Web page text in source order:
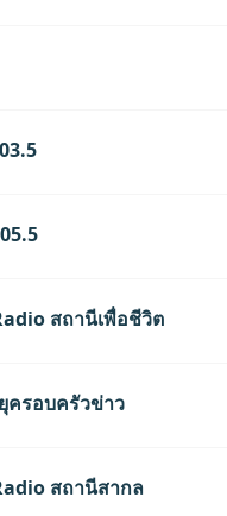
สถานีเพื่อชีวิต
ครอบครัวข่าว
สถานีสากล